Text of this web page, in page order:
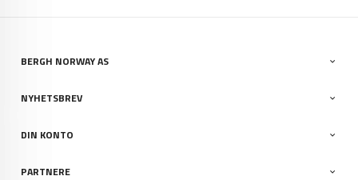
BERGH NORWAY AS
NYHETSBREV
DIN KONTO
PARTNERE